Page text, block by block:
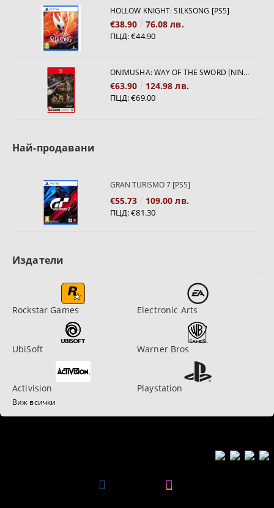
HOLLOW KNIGHT: SILKSONG [PS5]
€38.90 76.08 лв.
ПЦД:€44.90
ONIMUSHA: WAY OF THE SWORD [NINTENDO SWITCH 2]
€63.90 124.98 лв.
ПЦД:€69.00
Най-продавани
GRAN TURISMO 7 [PS5]
€55.73 109.00 лв.
ПЦД:€81.30
Издатели
Rockstar Games Electronic Arts
UbiSoft Warner Bros
Activision Playstation
Виж всички